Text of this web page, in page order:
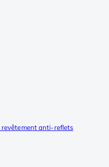
revêtement anti-reflets